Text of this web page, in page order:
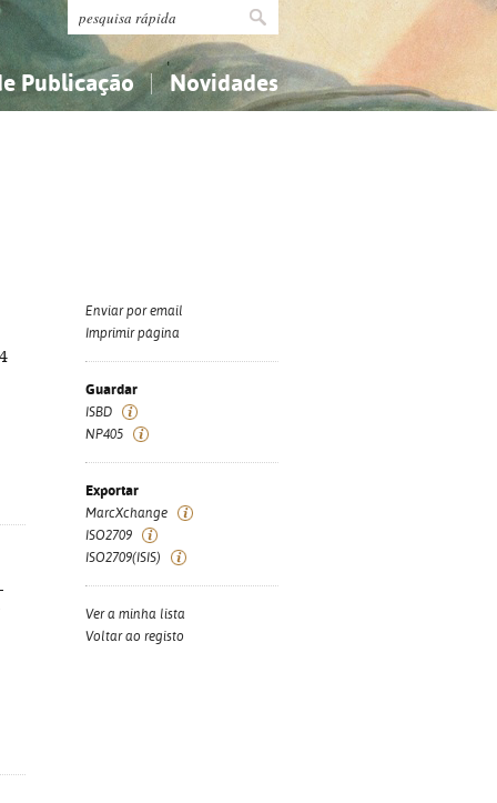
Publicação Novidades
Enviar por email
Imprimir página
Guardar
ISBD
NP405
Exportar
MarcXchange
ISO2709
ISO2709(ISIS)
Ver a minha lista
Voltar ao registo